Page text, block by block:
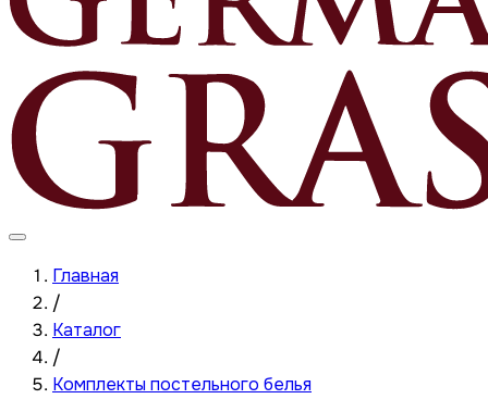
Главная
/
Каталог
/
Комплекты постельного белья